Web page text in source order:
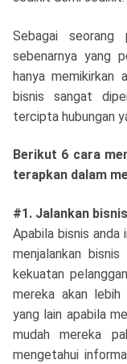
Sebagai
sebenarnya yang
hanya memikirkan
bisnis sangat
tercipta hubungan
Berikut 6 cara
terapkan dalam
#1. Jalankan
Apabila bisnis anda
menjalankan
kekuatan
mereka akan
yang lain apabila
mudah mereka
mengetahui